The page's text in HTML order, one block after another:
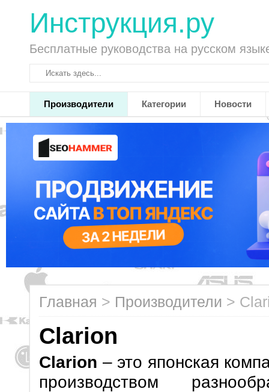
Инструкция.ру
Бесплатные руководства на русском
Производители Категории Новости
Главная > Производители >
Clarion
Clarion – это японская
производством